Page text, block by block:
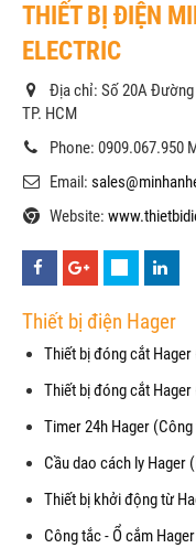
THIẾT BỊ ĐIỆN
ELECTRIC
Địa chỉ: Số 20A Đường
TP. HCM
Phone: 0909.067.950
Email:
Website:
Thiết bị điện Hager
Thiết bị đóng cắt Hager
Thiết bị đóng cắt Hager
Timer 24h Hager
Cầu dao cách ly Hager
Thiết bị khởi động từ
Công tắc - Ổ cắm Hager